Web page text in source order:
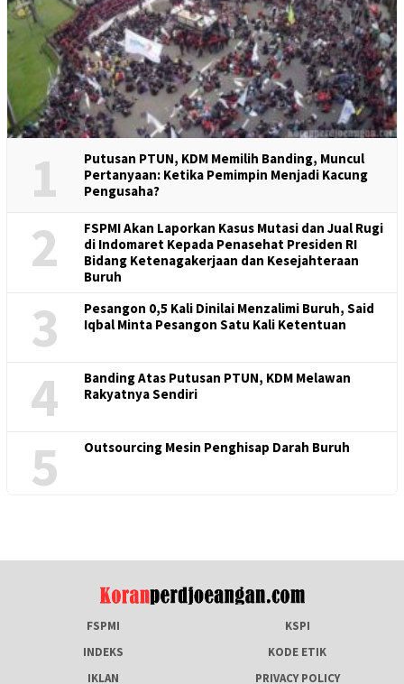
1
Putusan PTUN, KDM Memilih Banding, Muncul
Pertanyaan: Ketika Pemimpin Menjadi Kacung
Pengusaha?
2
FSPMI Akan Laporkan Kasus Mutasi dan Jual Rugi
di Indomaret Kepada Penasehat Presiden RI
Bidang Ketenagakerjaan dan Kesejahteraan
Buruh
3
Pesangon 0,5 Kali Dinilai Menzalimi Buruh, Said
Iqbal Minta Pesangon Satu Kali Ketentuan
4
Banding Atas Putusan PTUN, KDM Melawan
Rakyatnya Sendiri
5 Outsourcing Mesin Penghisap Darah Buruh
FSPMI
KSPI
INDEKS
KODE ETIK
IKLAN
PRIVACY POLICY